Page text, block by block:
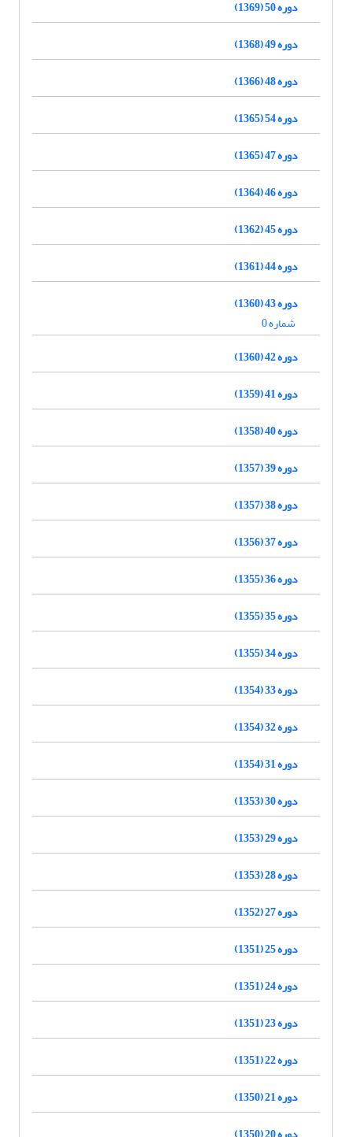
دوره 50 (1369)
دوره 49 (1368)
دوره 48 (1366)
دوره 54 (1365)
دوره 47 (1365)
دوره 46 (1364)
دوره 45 (1362)
دوره 44 (1361)
دوره 43 (1360)
شماره 0
دوره 42 (1360)
دوره 41 (1359)
دوره 40 (1358)
دوره 39 (1357)
دوره 38 (1357)
دوره 37 (1356)
دوره 36 (1355)
دوره 35 (1355)
دوره 34 (1355)
دوره 33 (1354)
دوره 32 (1354)
دوره 31 (1354)
دوره 30 (1353)
دوره 29 (1353)
دوره 28 (1353)
دوره 27 (1352)
دوره 25 (1351)
دوره 24 (1351)
دوره 23 (1351)
دوره 22 (1351)
دوره 21 (1350)